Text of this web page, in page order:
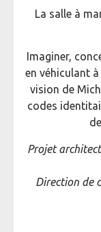
La salle à
Imaginer,
en véhiculant
vision de
codes
Projet
Direction de